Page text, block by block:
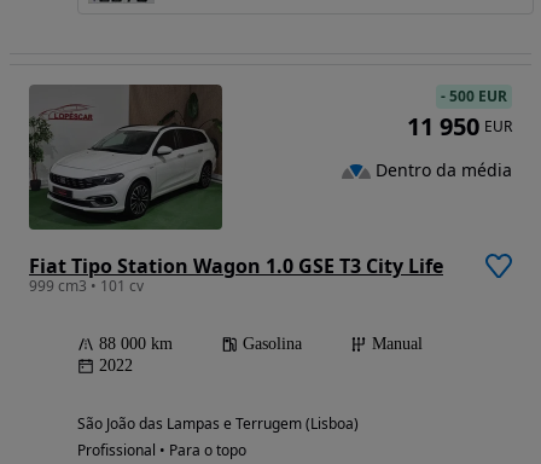
Fiat Tipo Station Wagon 1.0 GSE T3 City Life
999 cm3 • 101 cv
88 000 km Gasolina
Manual
2022
São João das Lampas e Terrugem (Lisboa)
Profissional • Para o topo
-500 EUR
11 950 EUR
Dentro da média